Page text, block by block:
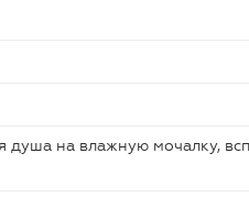
душа на влажную мочалку,